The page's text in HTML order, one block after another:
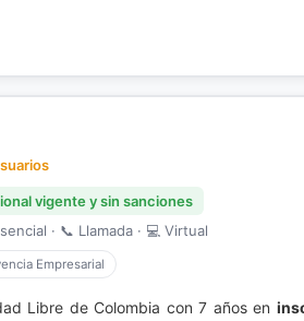
vigente y sin sanciones
· 📞 Llamada · 💻 Virtual
Empresarial
Libre de Colombia con 7 años en